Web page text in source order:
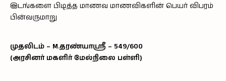
இடங்களை பிடித்த மாணவ மாணவிகளின் பெயர் விபரம்
பின்வருமாறு
முதலிடம் – M.தரண்யாஸ்ரீ – 549/600
(அரசினர் மகளிர் மேல்நிலை பள்ளி)